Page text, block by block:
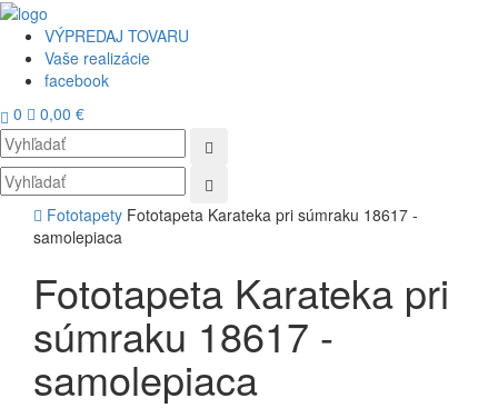
VÝPREDAJ TOVARU
Vaše realizácie
facebook
0 0,00 €
Fototapety Fototapeta Karateka pri súmraku 18617 -
samolepiaca
Fototapeta Karateka pri
súmraku 18617 -
samolepiaca